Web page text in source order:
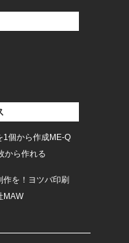
1個から作成ME-Q
から作れる
を！ヨツバ印刷
MAW